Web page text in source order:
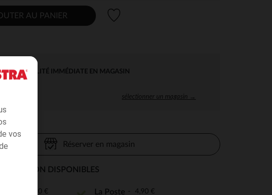
vos
AU PANIER
DISPONIBILITÉ IMMÉDIATE EN MAGASIN
sélectionner un magasin →
Réserver en magasin
LIVRAISON DISPONIBLES
4,90 € La Poste 4,90 €